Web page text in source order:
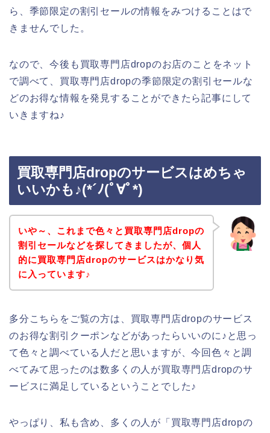
ら、季節限定の割引セールの情報をみつけることはで
きませんでした。
なので、今後も買取専門店dropのお店のことをネット
で調べて、買取専門店dropの季節限定の割引セールな
どのお得な情報を発見することができたら記事にして
いきますね♪
買取専門店dropのサービスはめちゃ
いいかも♪(*´ﾉ(ﾟ∀ﾟ*)
いや～、これまで色々と買取専門店dropの
割引セールなどを探してきましたが、個人
的に買取専門店dropのサービスはかなり気
に入っています♪
多分こちらをご覧の方は、買取専門店dropのサービス
のお得な割引クーポンなどがあったらいいのに♪と思っ
て色々と調べている人だと思いますが、今回色々と調
べてみて思ったのは数多くの人が買取専門店dropのサ
ービスに満足しているということでした♪
やっぱり、私も含め、多くの人が「買取専門店dropの